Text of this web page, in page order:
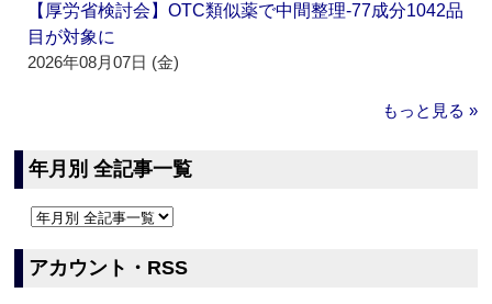
【厚労省検討会】OTC類似薬で中間整理‐77成分1042品
目が対象に
2026年08月07日 (金)
もっと見る »
年月別 全記事一覧
アカウント・RSS